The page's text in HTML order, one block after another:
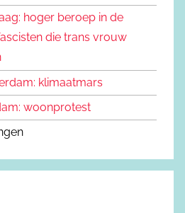
hoger beroep in de
die trans vrouw
klimaatmars
woonprotest